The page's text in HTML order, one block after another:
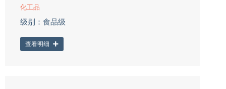
化工品
级别：食品级
查看明细